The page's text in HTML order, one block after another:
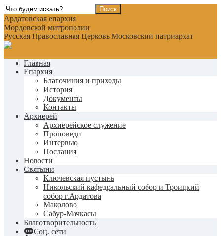
Ардатовская епархия
Мордовской митрополии
Русская Православная Церковь Московский патриархат
Главная
Епархия
Благочиния и приходы
История
Документы
Контакты
Архиерей
Архиерейское служение
Проповеди
Интервью
Послания
Новости
Святыни
Ключевская пустынь
Никольский кафедральный собор и Троицкий
собор г.Ардатова
Маколово
Сабур-Мачкасы
Благотворительность
Соц. сети